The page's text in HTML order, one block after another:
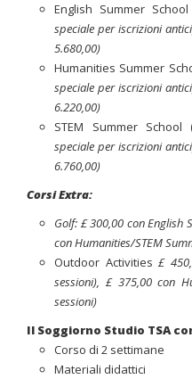
English Summer
speciale per iscrizioni
5.680,00)
Humanities Summer
speciale per iscrizioni
6.220,00)
STEM Summer School
speciale per iscrizioni
6.760,00)
Corsi Extra:
Golf: £ 300,00 con English
con Humanities/STEM
Outdoor Activities£
sessioni), £ 375,00 con
sessioni)
Il Soggiorno Studio TSA
Corso di 2 settimane
Materiali didattici